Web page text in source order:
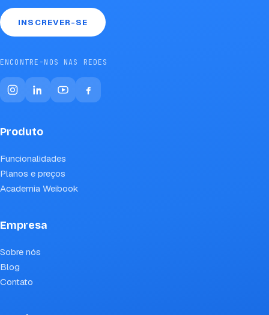
INSCREVER-SE
ENCONTRE-NOS NAS REDES
Produto
Funcionalidades
Planos e preços
Academia Weibook
Empresa
Sobre nós
Blog
Contato